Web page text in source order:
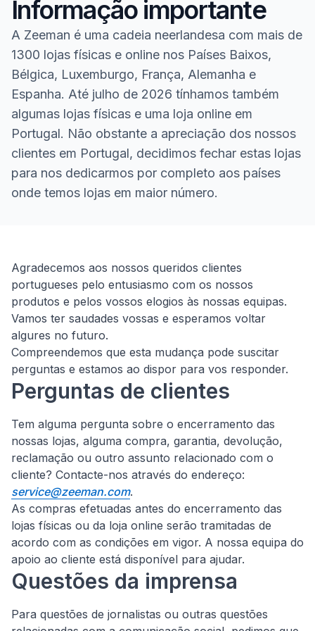
Informação importante
A Zeeman é uma cadeia neerlandesa com mais de
1300 lojas físicas e online nos Países Baixos,
Bélgica, Luxemburgo, França, Alemanha e
Espanha. Até julho de 2026 tínhamos também
algumas lojas físicas e uma loja online em
Portugal. Não obstante a apreciação dos nossos
clientes em Portugal, decidimos fechar estas lojas
para nos dedicarmos por completo aos países
onde temos lojas em maior número.
Homepage
Agradecemos aos nossos queridos clientes
portugueses pelo entusiasmo com os nossos
produtos e pelos vossos elogios às nossas equipas.
Vamos ter saudades vossas e esperamos voltar
algures no futuro.
Compreendemos que esta mudança pode suscitar
perguntas e estamos ao dispor para vos responder.
Perguntas de clientes
Tem alguma pergunta sobre o encerramento das
nossas lojas, alguma compra, garantia, devolução,
reclamação ou outro assunto relacionado com o
cliente? Contacte-nos através do endereço:
service@zeeman.com.
As compras efetuadas antes do encerramento das
lojas físicas ou da loja online serão tramitadas de
acordo com as condições em vigor. A nossa equipa do
apoio ao cliente está disponível para ajudar.
Questões da imprensa
Para questões de jornalistas ou outras questões